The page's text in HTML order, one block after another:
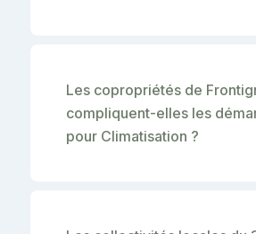
Les copropriétés de
compliquent-elles les
pour Climatisation ?